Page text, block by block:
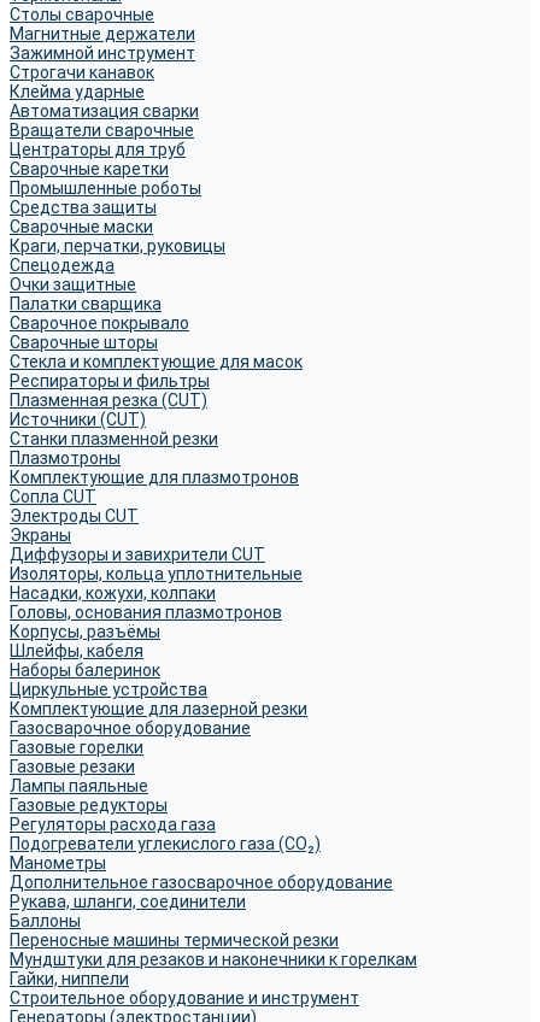
Столы сварочные
Магнитные держатели
Зажимной инструмент
Строгачи канавок
Клейма ударные
Автоматизация сварки
Вращатели сварочные
Центраторы для труб
Сварочные каретки
Промышленные роботы
Средства защиты
Сварочные маски
Краги, перчатки, руковицы
Спецодежда
Очки защитные
Палатки сварщика
Сварочное покрывало
Сварочные шторы
Стекла и комплектующие для масок
Респираторы и фильтры
Плазменная резка (CUT)
Источники (CUT)
Станки плазменной резки
Плазмотроны
Комплектующие для плазмотронов
Сопла CUT
Электроды CUT
Экраны
Диффузоры и завихрители CUT
Изоляторы, кольца уплотнительные
Насадки, кожухи, колпаки
Головы, основания плазмотронов
Корпусы, разъёмы
Шлейфы, кабеля
Наборы балеринок
Циркульные устройства
Комплектующие для лазерной резки
Газосварочное оборудование
Газовые горелки
Газовые резаки
Лампы паяльные
Газовые редукторы
Регуляторы расхода газа
Подогреватели углекислого газа (CO₂)
Манометры
Дополнительное газосварочное оборудование
Рукава, шланги, соединители
Баллоны
Переносные машины термической резки
Мундштуки для резаков и наконечники к горелкам
Гайки, ниппели
Строительное оборудование и инструмент
Генераторы (электростанции)